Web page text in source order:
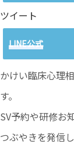
ツイート
LINE公式
かけい臨床心理
す。
SV予約や研修お
つぶやきを発信